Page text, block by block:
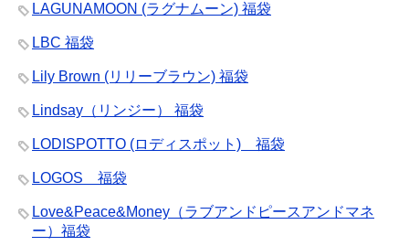
LAGUNAMOON (ラグナムーン) 福袋
LBC 福袋
Lily Brown (リリーブラウン) 福袋
Lindsay（リンジー） 福袋
LODISPOTTO (ロディスポット) 福袋
LOGOS 福袋
Love&Peace&Money（ラブアンドピースアンドマネ
ー）福袋